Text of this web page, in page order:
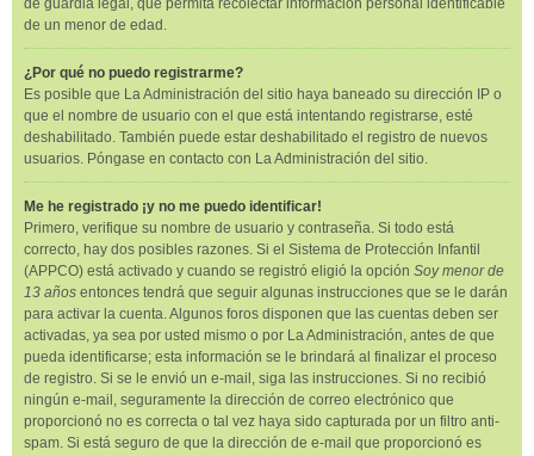
de guardia legal, que permita recolectar información personal identificable
de un menor de edad.
¿Por qué no puedo registrarme?
Es posible que La Administración del sitio haya baneado su dirección IP o
que el nombre de usuario con el que está intentando registrarse, esté
deshabilitado. También puede estar deshabilitado el registro de nuevos
usuarios. Póngase en contacto con La Administración del sitio.
Me he registrado ¡y no me puedo identificar!
Primero, verifique su nombre de usuario y contraseña. Si todo está
correcto, hay dos posibles razones. Si el Sistema de Protección Infantil
(APPCO) está activado y cuando se registró eligió la opción Soy menor de
13 años entonces tendrá que seguir algunas instrucciones que se le darán
para activar la cuenta. Algunos foros disponen que las cuentas deben ser
activadas, ya sea por usted mismo o por La Administración, antes de que
pueda identificarse; esta información se le brindará al finalizar el proceso
de registro. Si se le envió un e-mail, siga las instrucciones. Si no recibió
ningún e-mail, seguramente la dirección de correo electrónico que
proporcionó no es correcta o tal vez haya sido capturada por un filtro anti-
spam. Si está seguro de que la dirección de e-mail que proporcionó es